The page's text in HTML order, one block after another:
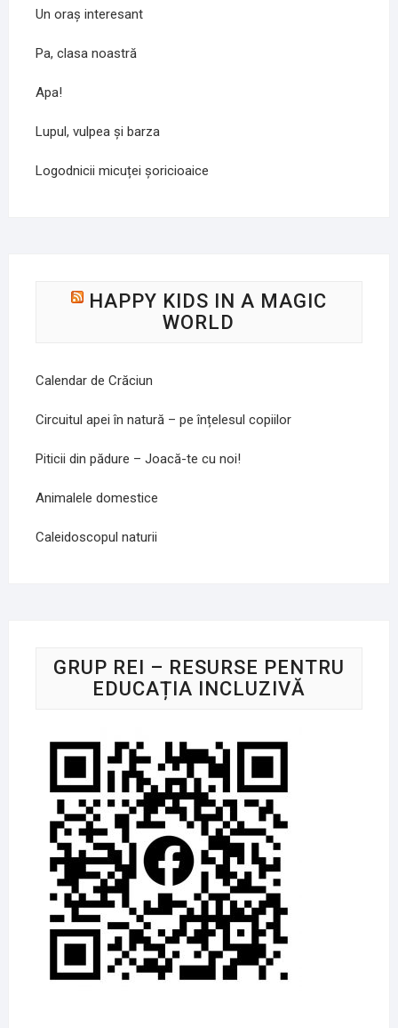
Un oraș interesant
Pa, clasa noastră
Apa!
Lupul, vulpea și barza
Logodnicii micuței șoricioaice
HAPPY KIDS IN A MAGIC
WORLD
Calendar de Crăciun
Circuitul apei în natură – pe înțelesul copiilor
Piticii din pădure – Joacă-te cu noi!
Animalele domestice
Caleidoscopul naturii
GRUP REI – RESURSE PENTRU
EDUCAȚIA INCLUZIVĂ